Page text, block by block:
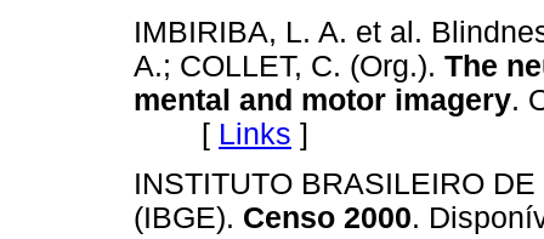
IMBIRIBA, L. A. et al.
A.; COLLET, C. (Org.). The
mental and motor imagery.
[ Links ]
INSTITUTO BRASILEIRO
(IBGE). Censo 2000.